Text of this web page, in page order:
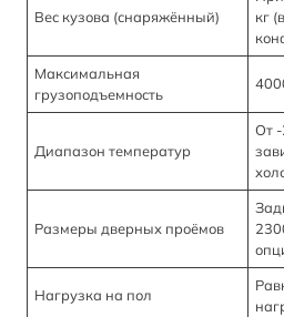
Вес кузова (снаряжённый)
кг
Максимальная
грузоподъемность
Диапазон температур
От -
Размеры дверных проёмов
Нагрузка на пол